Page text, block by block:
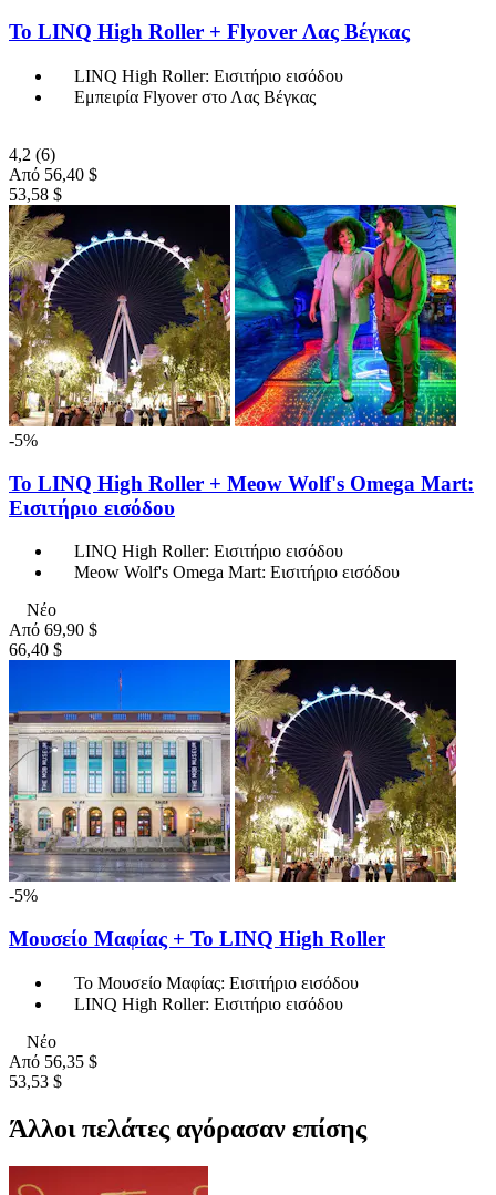
Το LINQ High Roller + Flyover Λας Βέγκας
LINQ High Roller: Εισιτήριο εισόδου
Εμπειρία Flyover στο Λας Βέγκας
4,2 (6)
Από 56,40 $
53,58 $
-5%
Το LINQ High Roller + Meow Wolf's Omega Mart:
Εισιτήριο εισόδου
LINQ High Roller: Εισιτήριο εισόδου
Meow Wolf's Omega Mart: Εισιτήριο εισόδου
Νέο
Από 69,90 $
66,40 $
-5%
Μουσείο Μαφίας + Το LINQ High Roller
Το Μουσείο Μαφίας: Εισιτήριο εισόδου
LINQ High Roller: Εισιτήριο εισόδου
Νέο
Από 56,35 $
53,53 $
Άλλοι πελάτες αγόρασαν επίσης